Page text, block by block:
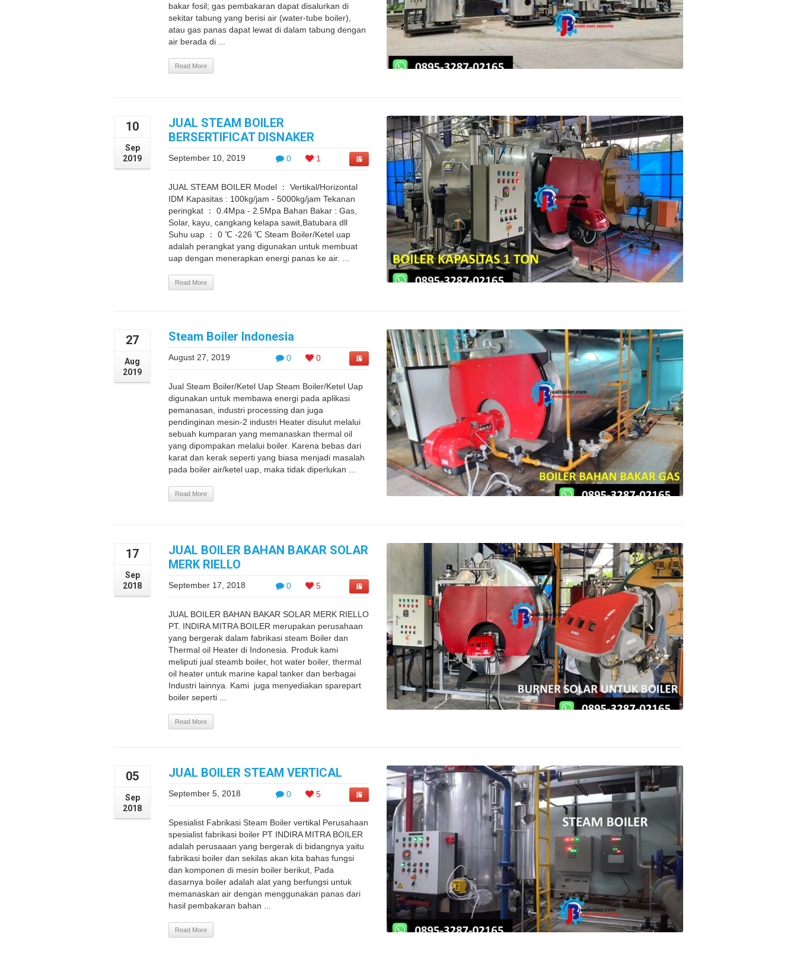
bakar fosil; gas pembakaran dapat disalurkan di
sekitar tabung yang berisi air (water-tube boiler),
atau gas panas dapat lewat di dalam tabung dengan
air berada di ...
Read More
10
Sep
2019
JUAL STEAM BOILER
BERSERTIFICAT DISNAKER
0 1
September 10, 2019
JUAL STEAM BOILER Model ： Vertikal/Horizontal
IDM Kapasitas : 100kg/jam - 5000kg/jam Tekanan
peringkat ： 0.4Mpa - 2.5Mpa Bahan Bakar : Gas,
Solar, kayu, cangkang kelapa sawit,Batubara dll
Suhu uap ： 0 ℃ -226 ℃ Steam Boiler/Ketel uap
adalah perangkat yang digunakan untuk membuat
uap dengan menerapkan energi panas ke air. ...
Read More
27
Aug
2019
Steam Boiler Indonesia
0 0
August 27, 2019
Jual Steam Boiler/Ketel Uap Steam Boiler/Ketel Uap
digunakan untuk membawa energi pada aplikasi
pemanasan, industri processing dan juga
pendinginan mesin-2 industri Heater disulut melalui
sebuah kumparan yang memanaskan thermal oil
yang dipompakan melalui boiler. Karena bebas dari
karat dan kerak seperti yang biasa menjadi masalah
pada boiler air/ketel uap, maka tidak diperlukan ...
Read More
17
Sep
2018
JUAL BOILER BAHAN BAKAR SOLAR
MERK RIELLO
0 5
September 17, 2018
JUAL BOILER BAHAN BAKAR SOLAR MERK RIELLO
PT. INDIRA MITRA BOILER merupakan perusahaan
yang bergerak dalam fabrikasi steam Boiler dan
Thermal oil Heater di Indonesia. Produk kami
meliputi jual steamb boiler, hot water boiler, thermal
oil heater untuk marine kapal tanker dan berbagai
Industri lainnya. Kami juga menyediakan sparepart
boiler seperti ...
Read More
05
Sep
2018
JUAL BOILER STEAM VERTICAL
0 5
September 5, 2018
Spesialist Fabrikasi Steam Boiler vertikal Perusahaan
spesialist fabrikasi boiler PT INDIRA MITRA BOILER
adalah perusaaan yang bergerak di bidangnya yaitu
fabrikasi boiler dan sekilas akan kita bahas fungsi
dan komponen di mesin boiler berikut, Pada
dasarnya boiler adalah alat yang berfungsi untuk
memanaskan air dengan menggunakan panas dari
hasil pembakaran bahan ...
Read More